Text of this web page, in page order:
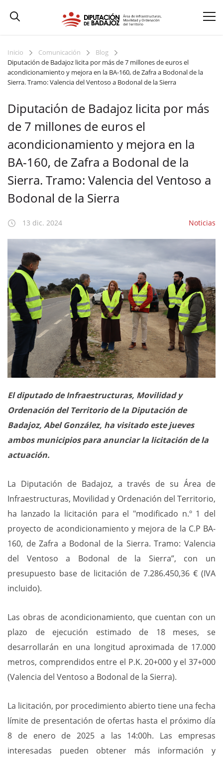
Inicio Comunicación
Blog
Diputación de Badajoz licita por más de 7 millones de euros el
acondicionamiento y mejora en la BA-160, de Zafra a Bodonal de la
Sierra. Tramo: Valencia del Ventoso a Bodonal de la Sierra
Diputación de Badajoz licita por más
de 7 millones de euros el
acondicionamiento y mejora en la
BA-160, de Zafra a Bodonal de la
Sierra. Tramo: Valencia del Ventoso a
Bodonal de la Sierra
13 dic. 2024 Noticias
El diputado de Infraestructuras, Movilidad y
Ordenación del Territorio de la Diputación de
Badajoz, Abel González, ha visitado este jueves
ambos municipios para anunciar la licitación de la
actuación.
La Diputación de Badajoz, a través de su Área de
Infraestructuras, Movilidad y Ordenación del Territorio,
ha lanzado la licitación para el "modificado n.º 1 del
proyecto de acondicionamiento y mejora de la C.P BA-
160, de Zafra a Bodonal de la Sierra. Tramo: Valencia
del Ventoso a Bodonal de la Sierra”, con un
presupuesto base de licitación de 7.286.450,36 € (IVA
incluido).
Las obras de acondicionamiento, que cuentan con un
plazo de ejecución estimado de 18 meses, se
desarrollarán en una longitud aproximada de 17.000
metros, comprendidos entre el P.K. 20+000 y el 37+000
(Valencia del Ventoso a Bodonal de la Sierra).
La licitación, por procedimiento abierto tiene una fecha
límite de presentación de ofertas hasta el próximo día
8 de enero de 2025 a las 14:00h. Las empresas
interesadas pueden obtener más información y